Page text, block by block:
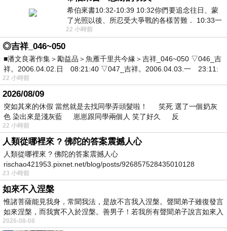
希伯來書10:32-10:39 10:32你們要追念往日、蒙
了光照以後、所忍受大爭戰的各樣苦難． 10:33一
面被毀謗、遭患難、成了戲景、叫眾人
22 小時前
◎吉祥_046~050
■潘文良著作集＞勵益品＞魚雁千里共今緣＞吉祥_046~050 ▽046_吉
祥。2006.04.02.日 08:21:40 ▽047_吉祥。2006.04.03.一 23:11:
22 小時前
2026/08/09
突如其來的休假 當然就是去找同學弄頭髮啦！ 笑死 選了一個奶灰
色 染出來是淺灰藍 崽崽跟同學兩個人 笑了好久 反
22 小時前
人類從哪裡來 ? 佛陀的答案震撼人心
人類從哪裡來 ? 佛陀的答案震撼人心
rischao421953.pixnet.net/blog/posts/926857528435010128
23 小時前
如來不入涅槃
惟諸菩薩能見我身，常聞我法，是故不言我入涅槃。聲聞弟子雖復發言
如來涅槃，而我實不入於涅槃。善男子！若我所有聲聞弟子說言如來入
2026-08-08